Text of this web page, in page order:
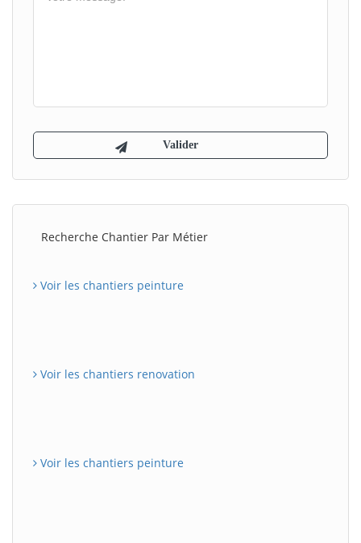
Recherche Chantier Par Métier
Voir les chantiers peinture
Voir les chantiers renovation
Voir les chantiers peinture